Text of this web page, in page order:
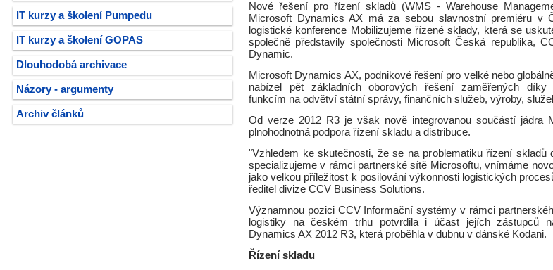
IT kurzy a školení Pumpedu
IT kurzy a školení GOPAS
Dlouhodobá archivace
Názory - argumenty
Archiv článků
Nové řešení pro řízení skladů (WMS - Warehouse
Microsoft Dynamics AX má za sebou slavnostní premiéru v
logistické konference Mobilizujeme řízené sklady, která se
společně představily společnosti Microsoft Česká republika,
Dynamic.
Microsoft Dynamics AX, podnikové řešení pro velké nebo
nabízel pět základních oborových řešení zaměřených díky
funkcím na odvětví státní správy, finančních služeb, výroby,
Od verze 2012 R3 je však nově integrovanou součástí jádra
plnohodnotná podpora řízení skladu a distribuce.
"Vzhledem ke skutečnosti, že se na problematiku řízení skladů
specializujeme v rámci partnerské sítě Microsoftu, vnímáme
jako velkou příležitost k posilování výkonnosti logistických
ředitel divize CCV Business Solutions.
Významnou pozici CCV Informační systémy v rámci
logistiky na českém trhu potvrdila i účast jejích zástupců
Dynamics AX 2012 R3, která proběhla v dubnu v dánské Kodani.
Řízení skladu